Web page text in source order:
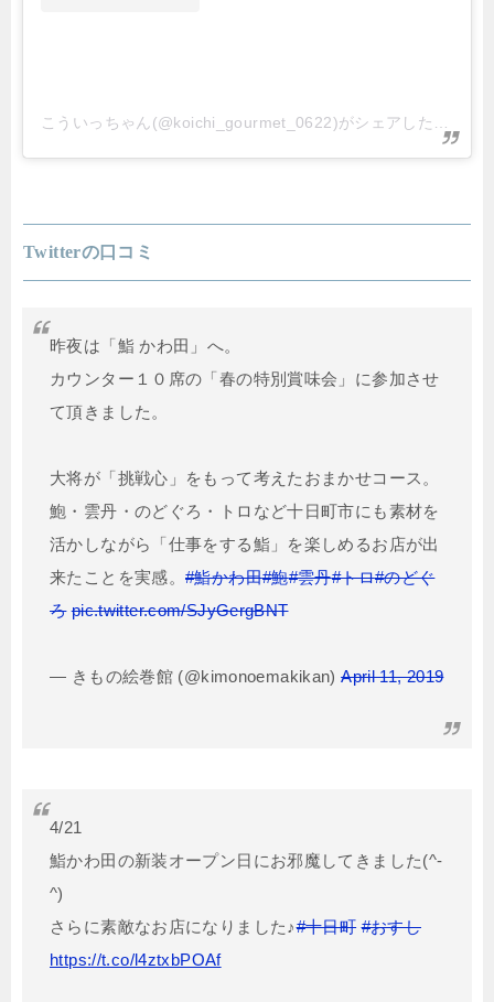
Twitterの口コミ
昨夜は「鮨 かわ田」へ。
カウンター１０席の「春の特別賞味会」に参加させ
て頂きました。
大将が「挑戦心」をもって考えたおまかせコース。
鮑・雲丹・のどぐろ・トロなど十日町市にも素材を
活かしながら「仕事をする鮨」を楽しめるお店が出
来たことを実感。 #鮨かわ田#鮑#雲丹#トロ#のどぐ
ろ pic.twitter.com/SJyGergBNT
— きもの絵巻館 (@kimonoemakikan)April 11, 2019
4/21
鮨かわ田の新装オープン日にお邪魔してきました(^-
^)
さらに素敵なお店になりました♪#十日町 #おすし
https://t.co/l4ztxbPOAf